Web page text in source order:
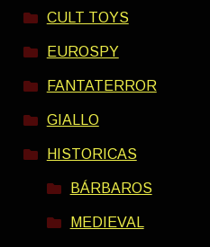
CULT TOYS
EUROSPY
FANTATERROR
GIALLO
HISTORICAS
BÁRBAROS
MEDIEVAL